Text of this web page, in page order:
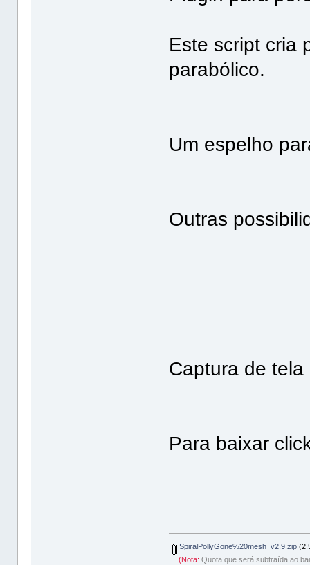
Este script cria
parabólico.
Um espelho
Outras
Captura de
Para baixar
SpiralPollyGone%20mesh_v2.9.zip
(Nota: Quota que será subtraída ao